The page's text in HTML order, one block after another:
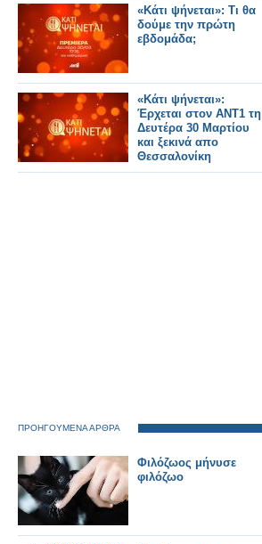
«Κάτι ψήνεται»: Τι θα
δούμε την πρώτη
εβδομάδα;
«Κάτι ψήνεται»:
Έρχεται στον ΑΝΤ1 τη
Δευτέρα 30 Μαρτίου
και ξεκινά απο
Θεσσαλονίκη
ΠΡΟΗΓΟΥΜΕΝΑ ΑΡΘΡΑ
Φιλόζωος μήνυσε
φιλόζωο